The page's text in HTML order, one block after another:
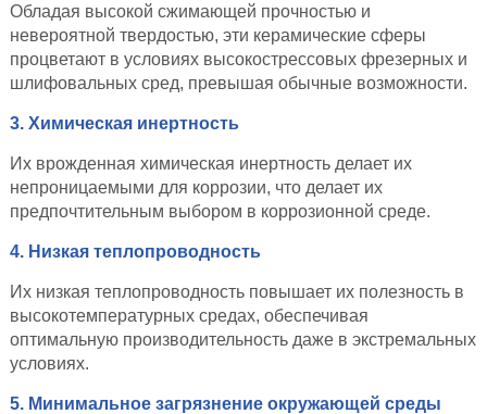
Обладая высокой сжимающей прочностью и
невероятной твердостью, эти керамические сферы
процветают в условиях высокострессовых фрезерных и
шлифовальных сред, превышая обычные возможности.
3. Химическая инертность
Их врожденная химическая инертность делает их
непроницаемыми для коррозии, что делает их
предпочтительным выбором в коррозионной среде.
4. Низкая теплопроводность
Их низкая теплопроводность повышает их полезность в
высокотемпературных средах, обеспечивая
оптимальную производительность даже в экстремальных
условиях.
5. Минимальное загрязнение окружающей среды